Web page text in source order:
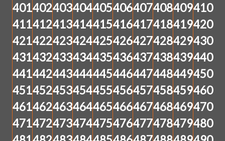
401402403404405406407408409410
411412413414415416417418419420
421422423424425426427428429430
431432433434435436437438439440
441442443444445446447448449450
451452453454455456457458459460
461462463464465466467468469470
471472473474475476477478479480